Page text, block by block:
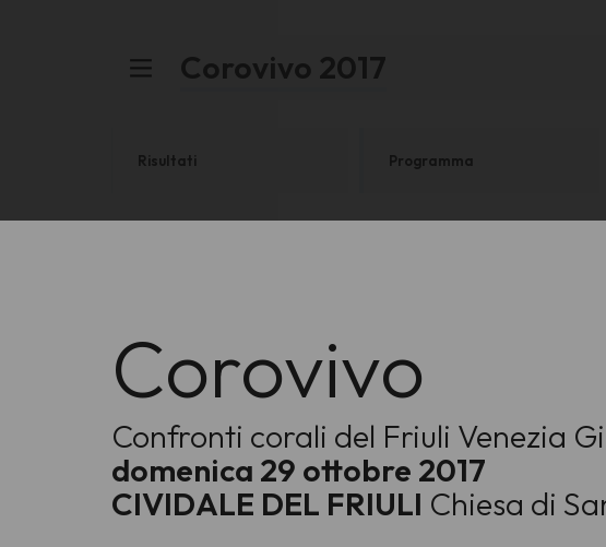
Corovivo 2017
Risultati Programma
Corovivo
Confronti corali del Friuli Venezia
domenica 29 ottobre 2017
CIVIDALE DEL FRIULI Chiesa di